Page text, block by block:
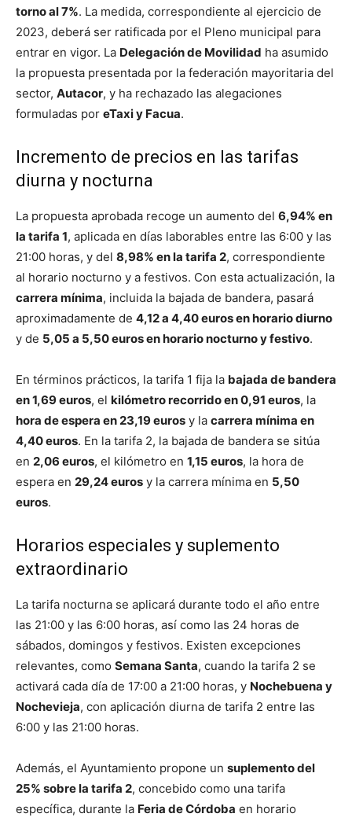
torno al 7%. La medida, correspondiente al ejercicio de
2023, deberá ser ratificada por el Pleno municipal para
entrar en vigor. La Delegación de Movilidad ha asumido
la propuesta presentada por la federación mayoritaria del
sector, Autacor, y ha rechazado las alegaciones
formuladas por eTaxi y Facua.
Incremento de precios en las tarifas
diurna y nocturna
La propuesta aprobada recoge un aumento del 6,94% en
la tarifa 1, aplicada en días laborables entre las 6:00 y las
21:00 horas, y del 8,98% en la tarifa 2, correspondiente
al horario nocturno y a festivos. Con esta actualización, la
carrera mínima, incluida la bajada de bandera, pasará
aproximadamente de 4,12 a 4,40 euros en horario diurno
y de 5,05 a 5,50 euros en horario nocturno y festivo.
En términos prácticos, la tarifa 1 fija la bajada de bandera
en 1,69 euros, el kilómetro recorrido en 0,91 euros, la
hora de espera en 23,19 euros y la carrera mínima en
4,40 euros. En la tarifa 2, la bajada de bandera se sitúa
en 2,06 euros, el kilómetro en 1,15 euros, la hora de
espera en 29,24 euros y la carrera mínima en 5,50
euros.
Horarios especiales y suplemento
extraordinario
La tarifa nocturna se aplicará durante todo el año entre
las 21:00 y las 6:00 horas, así como las 24 horas de
sábados, domingos y festivos. Existen excepciones
relevantes, como Semana Santa, cuando la tarifa 2 se
activará cada día de 17:00 a 21:00 horas, y Nochebuena y
Nochevieja, con aplicación diurna de tarifa 2 entre las
6:00 y las 21:00 horas.
Además, el Ayuntamiento propone un suplemento del
25% sobre la tarifa 2, concebido como una tarifa
específica, durante la Feria de Córdoba en horario